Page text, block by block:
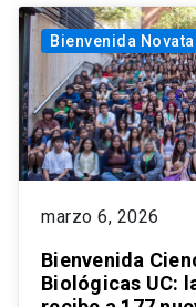
Bienvenida Novata
marzo 6, 2026
Bienvenida
Biológicas UC: